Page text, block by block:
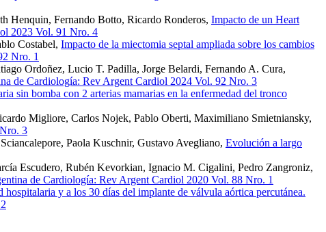
Henquin, Fernando Botto, Ricardo Ronderos, Impacto de un Heart
2023 Vol. 91 Nro. 4
Costabel, Impacto de la miectomia septal ampliada sobre los cambios
Nro. 1
Ordoñez, Lucio T. Padilla, Jorge Belardi, Fernando A. Cura,
de Cardiología: Rev Argent Cardiol 2024 Vol. 92 Nro. 3
sin bomba con 2 arterias mamarias en la enfermedad del tronco
Migliore, Carlos Nojek, Pablo Oberti, Maximiliano Smietniansky,
3
Paola Kuschnir, Gustavo Avegliano, Evolución a largo
Escudero, Rubén Kevorkian, Ignacio M. Cigalini, Pedro Zangroniz,
de Cardiología: Rev Argent Cardiol 2020 Vol. 88 Nro. 1
hospitalaria y a los 30 días del implante de válvula aórtica percutánea.